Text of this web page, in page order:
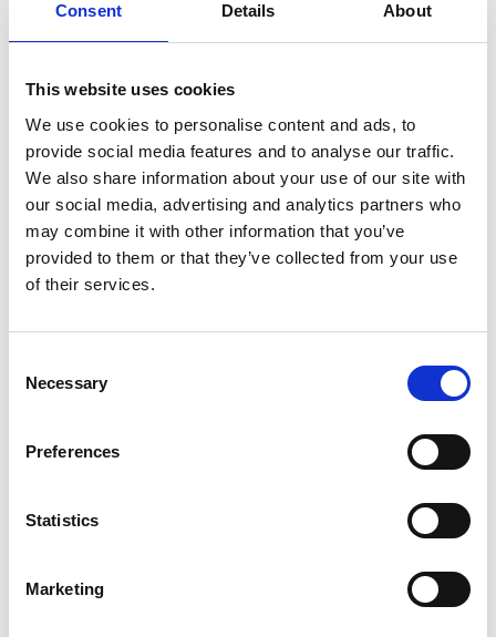
Consent Details About
This website uses cookies
We use cookies to personalise content and ads, to
provide social media features and to analyse our traffic.
We also share information about your use of our site with
our social media, advertising and analytics partners who
may combine it with other information that you’ve
provided to them or that they’ve collected from your use
of their services.
Selection
Necessary
Preferences
Statistics
Marketing
Contenu exclusif
Téléchargez les documents relatifs à
Téléchargez le fichier en indiquant votre
I